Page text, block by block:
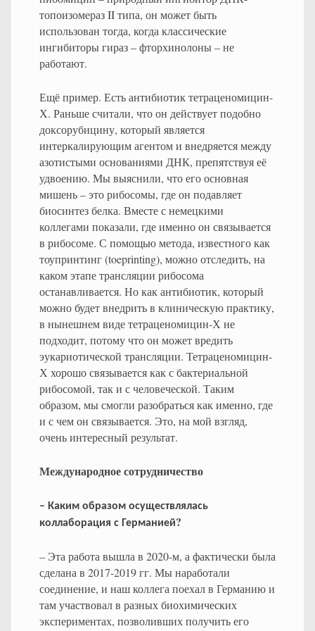
топоизомераз II типа, он может быть
использован тогда, когда классические
ингибиторы гираз – фторхинолоны – не
работают.
Ещё пример. Есть антибиотик тетраценомицин-
Х. Раньше считали, что он действует подобно
доксорубицину, который является
интеркалирующим агентом и внедряется между
азотистыми основаниями ДНК, препятствуя её
удвоению. Мы выяснили, что его основная
мишень – это рибосомы, где он подавляет
биосинтез белка. Вместе с немецкими
коллегами показали, где именно он связывается
в рибосоме. С помощью метода, известного как
тоупринтинг (toeprinting), можно отследить, на
каком этапе трансляции рибосома
останавливается. Но как антибиотик, который
можно будет внедрить в клиническую практику,
в нынешнем виде тетраценомицин-Х не
подходит, потому что он может вредить
эукариотической трансляции. Тетраценомицин-
Х хорошо связывается как с бактериальной
рибосомой, так и с человеческой. Таким
образом, мы смогли разобраться как именно, где
и с чем он связывается. Это, на мой взгляд,
очень интересный результат.
Международное сотрудничество
– Каким образом осуществлялась
коллаборация с Германией?
– Эта работа вышла в 2020-м, а фактически была
сделана в 2017-2019 гг. Мы наработали
соединение, и наш коллега поехал в Германию и
там участвовал в разных биохимических
экспериментах, позволивших получить его